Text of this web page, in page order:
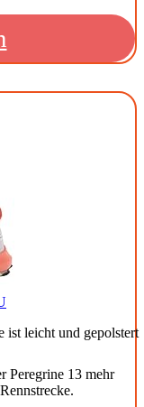
leicht und gepolstert
Peregrine 13 mehr